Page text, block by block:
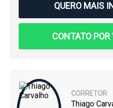
QUERO MAIS
CONTATO
CORRETOR
Thiago